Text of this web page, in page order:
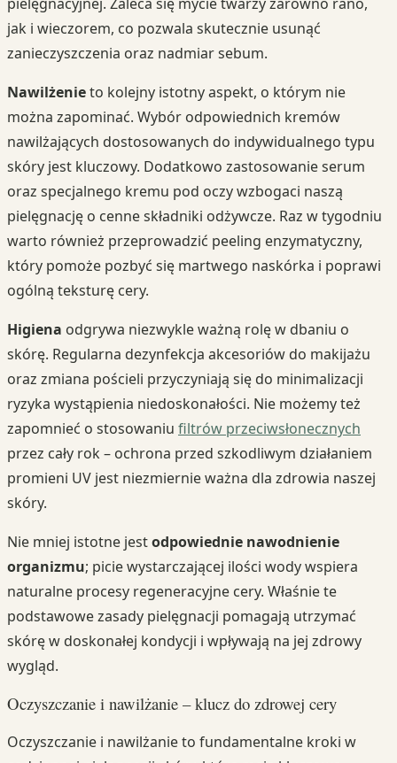
jak i wieczorem, co pozwala skutecznie usunąć
zanieczyszczenia oraz nadmiar sebum.
Nawilżenieto kolejny istotny aspekt, o którym nie
można zapominać. Wybór odpowiednich kremów
nawilżających dostosowanych do indywidualnego typu
skóry jest kluczowy. Dodatkowo zastosowanie serum
oraz specjalnego kremu pod oczy wzbogaci naszą
pielęgnację o cenne składniki odżywcze. Raz w tygodniu
warto również przeprowadzić peeling enzymatyczny,
który pomoże pozbyć się martwego naskórka i poprawi
ogólną teksturę cery.
Higiena odgrywa niezwykle ważną rolę w dbaniu o
skórę. Regularna dezynfekcja akcesoriów do makijażu
oraz zmiana pościeli przyczyniają się do minimalizacji
ryzyka wystąpienia niedoskonałości. Nie możemy też
zapomnieć o stosowaniu filtrów przeciwsłonecznych
przez cały rok – ochrona przed szkodliwym działaniem
promieni UV jest niezmiernie ważna dla zdrowia naszej
skóry.
Nie mniej istotne jestodpowiednie nawodnienie
organizmu; picie wystarczającej ilości wody wspiera
naturalne procesy regeneracyjne cery. Właśnie te
podstawowe zasady pielęgnacji pomagają utrzymać
skórę w doskonałej kondycji i wpływają na jej zdrowy
wygląd.
Oczyszczanie i nawilżanie – klucz do zdrowej cery
Oczyszczanie i nawilżanie to fundamentalne kroki w